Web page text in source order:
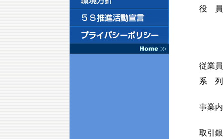
役 員
従業
系 列
事業
取引